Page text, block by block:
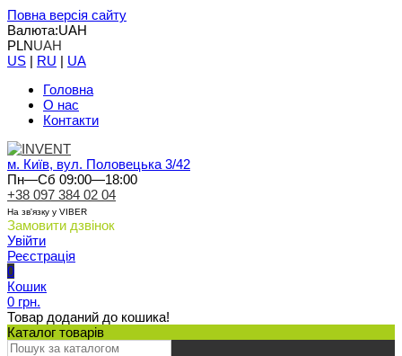
Повна версія сайту
Валюта:UAH
PLNUAH
US | RU | UA
Головна
О нас
Контакти
м. Київ, вул. Половецька 3/42
Пн—Сб 09:00—18:00
+38 097 384 02 04
На зв'язку у VIBER
Замовити дзвінок
Увійти
Реєстрація
0
Кошик
0 грн.
Товар доданий до кошика!
Каталог товарів